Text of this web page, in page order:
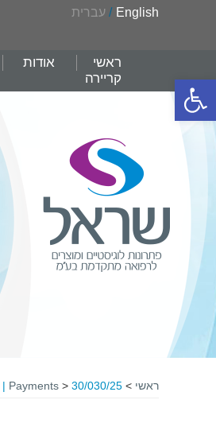
פתח סרגל נגישות
English
/ עברית
ראשי אודות
קריירה
ראשי >
Payments > 30/030/25 | עמית קידר FROM קאליר הנדסה בע"מ